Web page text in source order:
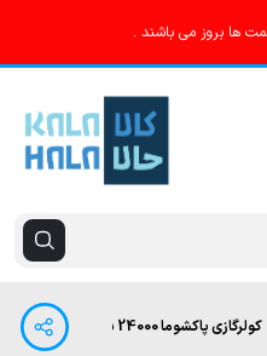
ها بروز می باشند .
کولرگازی پاکشوما 24000 سرد و گرم مدل TPA18CH